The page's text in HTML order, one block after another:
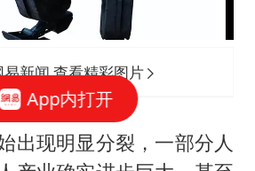
新闻 查看精彩图片
出现明显分裂，一部分人
App内打开